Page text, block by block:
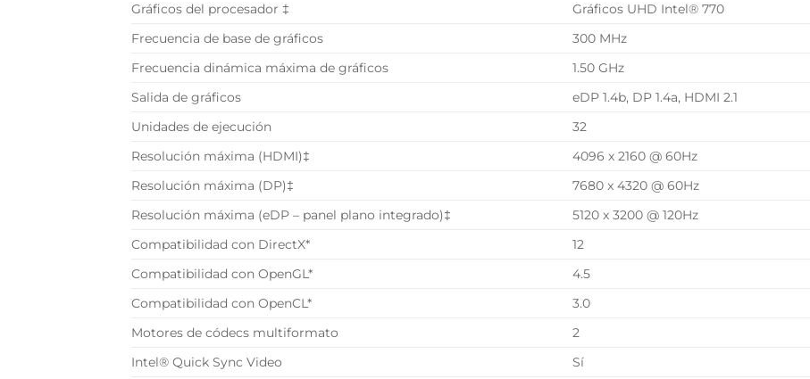
Gráficos del procesador ‡
Gráficos UHD Intel® 770
Frecuencia de base de gráficos
300 MHz
Frecuencia dinámica máxima de gráficos
1.50 GHz
Salida de gráficos
eDP 1.4b, DP 1.4a, HDMI 2.1
Unidades de ejecución
32
Resolución máxima (HDMI)‡
4096 x 2160 @ 60Hz
Resolución máxima (DP)‡
7680 x 4320 @ 60Hz
Resolución máxima (eDP – panel plano integrado)‡
5120 x 3200 @ 120Hz
Compatibilidad con DirectX*
12
Compatibilidad con OpenGL*
4.5
Compatibilidad con OpenCL*
3.0
Motores de códecs multiformato
2
Intel® Quick Sync Video
Sí